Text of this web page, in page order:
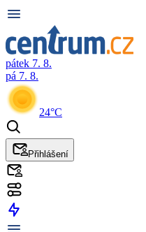
pátek 7. 8.
pá 7. 8.
24°C
Přihlášení